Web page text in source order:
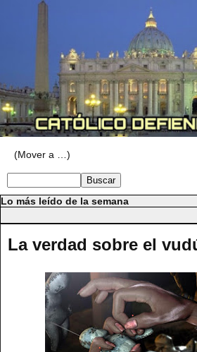
Lo más leído de la semana
La verdad sobre el